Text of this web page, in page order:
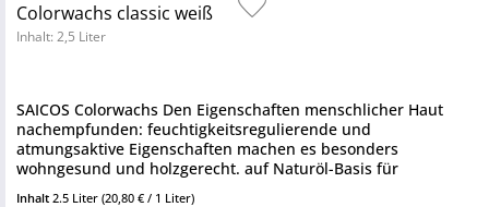
Colorwachs classic weiß
Inhalt: 2,5 Liter
SAICOS Colorwachs Den Eigenschaften menschlicher Haut
nachempfunden: feuchtigkeitsregulierende und
atmungsaktive Eigenschaften machen es besonders
wohngesund und holzgerecht. auf Naturöl-Basis für
Innenhölzer oxidativ trocknend Saicos...
Inhalt 2.5 Liter (20,80 € / 1 Liter)